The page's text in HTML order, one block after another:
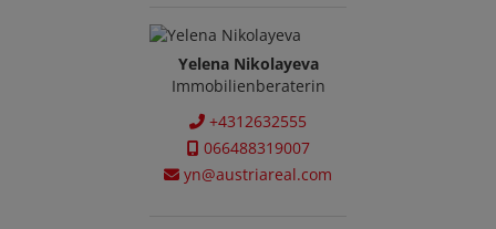
Yelena Nikolayeva
Immobilienberaterin
+4312632555
066488319007
yn@austriareal.com